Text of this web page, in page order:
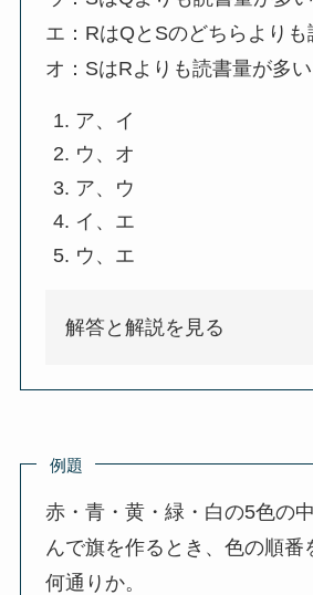
エ：RはQとSのどちらよりも
オ：SはRよりも読書量が多い
ア、イ
ウ、オ
ア、ウ
イ、エ
ウ、エ
解答と解説を見る
例題
赤・青・黄・緑・白の5色の
んで旗を作るとき、色の順番
何通りか。